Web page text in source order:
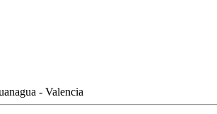
- Valencia